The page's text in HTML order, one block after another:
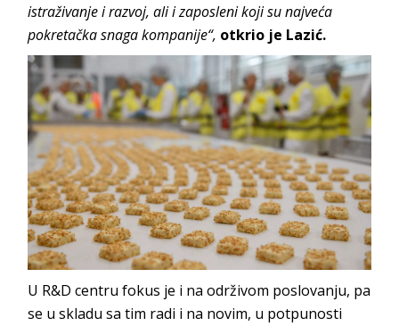
istraživanje i razvoj, ali i zaposleni koji su najveća
pokretačka snaga kompanije“, otkrio je Lazić.
U R&D centru fokus je i na održivom poslovanju, pa
se u skladu sa tim radi i na novim, u potpunosti